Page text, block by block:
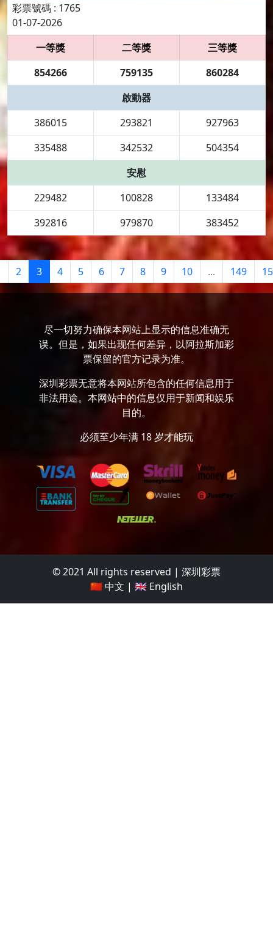
彩票號碼 : 1765
01-07-2026
一等獎
二等獎
三等獎
854266
759135
860284
啟動器
386015
293821
927963
335488
342532
504354
安慰
229482
100828
133484
392816
979870 383452
2 3 4 5 6 7 8 9 10 ... 149
尽一切努力确保本网站上显示的信息准确无
误。但是，如果出现任何差异，以阿拉斯加彩
票保留的官方记录为准。
深圳彩票无意将本网站所包含的任何信息用于
非法用途。本网站中的信息仅用于新闻和娱乐
目的。
必须至少年满 18 岁才能玩
© 2021 All rights reserved | 深圳彩票
🇨🇳 中文 | 🇬🇧 English